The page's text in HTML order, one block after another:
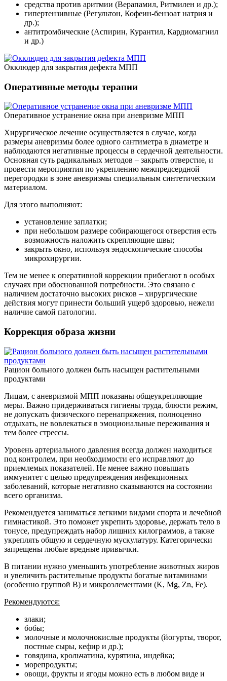
средства против аритмии (Верапамил, Ритмилен и др.);
гипертензивные (Регультон, Кофеин-бензоат натрия и
др.);
антитромбические (Аспирин, Курантил, Кардиомагнил
и др.)
Окклюдер для закрытия дефекта МПП
Оперативные методы терапии
Оперативное устранение окна при аневризме МПП
Хирургическое лечение осуществляется в случае, когда
размеры аневризмы более одного сантиметра в диаметре и
наблюдаются негативные процессы в сердечной деятельности.
Основная суть радикальных методов – закрыть отверстие, и
провести мероприятия по укреплению межпредсердной
перегородки в зоне аневризмы специальным синтетическим
материалом.
Для этого выполняют:
установление заплатки;
при небольшом размере собирающегося отверстия есть
возможность наложить скрепляющие швы;
закрыть окно, используя эндоскопические способы
микрохирургии.
Тем не менее к оперативной коррекции прибегают в особых
случаях при обоснованной потребности. Это связано с
наличием достаточно высоких рисков – хирургические
действия могут принести больший ущерб здоровью, нежели
наличие самой патологии.
Коррекция образа жизни
Рацион больного должен быть насыщен растительными
продуктами
Лицам, с аневризмой МПП показаны общеукрепляющие
меры. Важно придерживаться гигиены труда, блюсти режим,
не допускать физического перенапряжения, полноценно
отдыхать, не вовлекаться в эмоциональные переживания и
тем более стрессы.
Уровень артериального давления всегда должен находиться
под контролем, при необходимости его исправляют до
приемлемых показателей. Не менее важно повышать
иммунитет с целью предупреждения инфекционных
заболеваний, которые негативно сказываются на состоянии
всего организма.
Рекомендуется заниматься легкими видами спорта и лечебной
гимнастикой. Это поможет укрепить здоровье, держать тело в
тонусе, предупреждать набор лишних килограммов, а также
укреплять общую и сердечную мускулатуру. Категорически
запрещены любые вредные привычки.
В питании нужно уменьшить употребление животных жиров
и увеличить растительные продукты богатые витаминами
(особенно группой В) и микроэлементами (K, Mg, Zn, Fe).
Рекомендуются:
злаки;
бобы;
молочные и молочнокислые продукты (йогурты, творог,
постные сыры, кефир и др.);
говядина, крольчатина, курятина, индейка;
морепродукты;
овощи, фрукты и ягоды можно есть в любом виде и